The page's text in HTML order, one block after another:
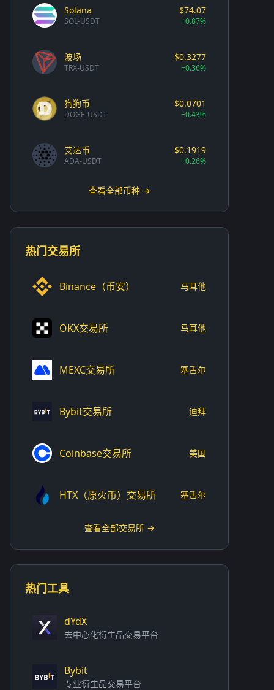
Solana
SOL-USDT
$74.07
+0.87%
波场
TRX-USDT
$0.3277
+0.36%
狗狗币
DOGE-USDT
$0.0701
+0.43%
艾达币
ADA-USDT
$0.1919
+0.26%
查看全部币种 →
热门交易所
Binance（币安） 马耳他
OKX交易所 马耳他
MEXC交易所 塞舌尔
Bybit交易所 迪拜
Coinbase交易所 美国
HTX（原火币）交易所 塞舌尔
查看全部交易所 →
热门工具
dYdX
去中心化衍生品交易平台
Bybit
专业衍生品交易平台